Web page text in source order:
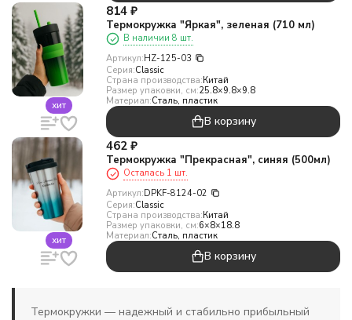
хит
814 ₽
Термокружка "Яркая", зеленая (710 мл)
В наличии 8 шт.
Артикул:HZ-125-03
Серия:Classic
Страна производства:Китай
Размер упаковки, см:25.8×9.8×9.8
Материал:Сталь, пластик
В корзину
хит
462 ₽
Термокружка "Прекрасная", синяя (500мл)
Осталась 1 шт.
Артикул:DPKF-8124-02
Серия:Classic
Страна производства:Китай
Размер упаковки, см:6×8×18.8
Материал:Сталь, пластик
В корзину
Термокружки — надежный и стабильно прибыльный